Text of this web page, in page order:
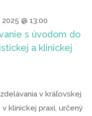
@ 13:00
s úvodom do
a klinickej
v kráľovskej
klinickej praxi, určený